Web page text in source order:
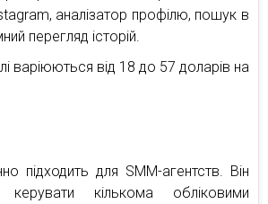
аналізатор профілю, пошук в
перегляд історій.
варіюються від 18 до 57 доларів на
підходить для SMM-агентств. Він
кількома обліковими